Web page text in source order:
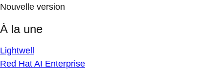
Nouvelle version
À la une
Lightwell
Red Hat AI Enterprise